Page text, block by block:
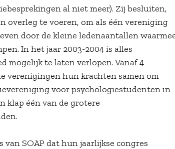
al niet meer). Zij besluiten,
overleg te voeren, om als één vereniging
door de kleine ledenaantallen
In het jaar 2003-2004 is alles
mogelijk te laten verlopen. Vanaf 4
verenigingen hun krachten samen om
voor psychologiestudenten in
klap één van de grotere
SOAP dat hun jaarlijkse congres